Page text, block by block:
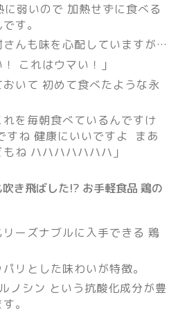
弱いので 加熱せずに食べる
す。
さんも味を心配していますが…
これはウマい！」
いて 初めて食べたような永
を毎朝食べているんですけ
すね 健康にいいですよ まあ
ね ハハハハハハハ」
き飛ばした!? お手軽食品 鶏の
ーズナブルに入手できる 鶏
リとした味わいが特徴。
ノシン という抗酸化成分が豊
。